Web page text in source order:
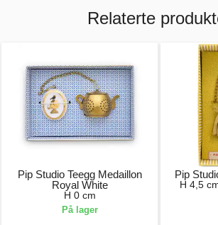
Relaterte
Pip Studio Teegg Medaillon
Royal White
H 0 cm
På lager
Pip
H 4,5